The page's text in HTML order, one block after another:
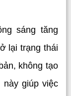
sáng tăng
lại trạng thái
không tạo
giúp việc